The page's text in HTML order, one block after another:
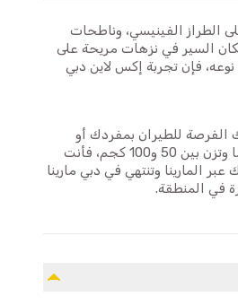
الطراز الفينيسي، وناطحات
السير في نزهات مريحة على
فإن تجربة إكس لاين دبي
الفرصة للطيران بمفردك أو
برفقة رفيق، سواء كان صديقًا أو شريكًا. إذا كنت تتراوح أعمارهم بين 12 و65 عامًا وتزن بين 50 و100 كجم، فأنت
المارينا وتنتهي في دبي مارينا
في المنطقة.